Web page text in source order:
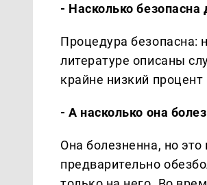
- Насколько безопасна
Процедура безопасна:
литературе описаны
крайне низкий процент
- А насколько она
Она болезненна, но
предварительно